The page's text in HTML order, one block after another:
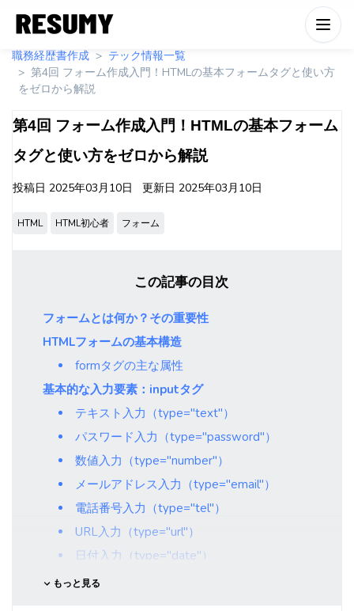
職務経歴書作成
テック情報一覧
第4回 フォーム作成入門！HTMLの基本フォームタグと使い方
をゼロから解説
第4回 フォーム作成入門！HTMLの基本フォーム
タグと使い方をゼロから解説
投稿日 2025年03月10日 更新日 2025年03月10日
HTML HTML初心者 フォーム
この記事の目次
フォームとは何か？その重要性
HTMLフォームの基本構造
formタグの主な属性
基本的な入力要素：inputタグ
テキスト入力（type="text"）
パスワード入力（type="password"）
数値入力（type="number"）
メールアドレス入力（type="email"）
電話番号入力（type="tel"）
URL入力（type="url"）
日付入力（type="date"）
時間入力（type="time"）
もっと見る